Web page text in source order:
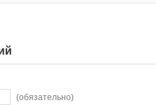
(обязательно)